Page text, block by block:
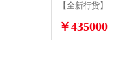
【全新行货】
￥435000